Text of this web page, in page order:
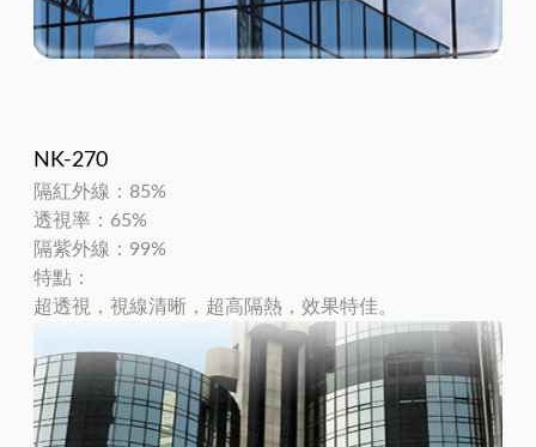
NK-270
隔紅外線：85%
透視率：65%
隔紫外線：99%
特點：
超透視，視線清晰，超高隔熱，效果特佳。